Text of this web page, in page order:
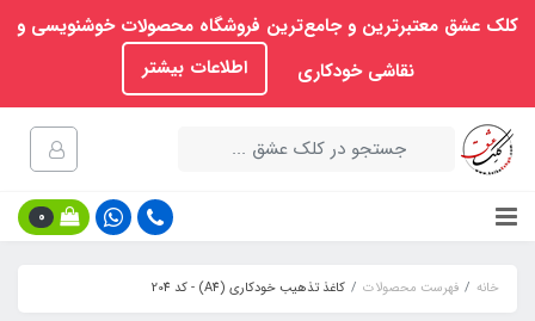
کلک عشق معتبرترین و جامع‌ترین فروشگاه محصولات خوشنویسی و
نقاشی خودکاری
اطلاعات بیشتر
0
خانه فهرست محصولات کاغذ تذهیب خودکاری (A4) - کد 204